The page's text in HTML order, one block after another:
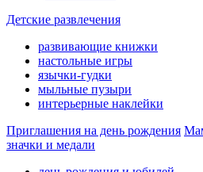
Детские развлечения
развивающие книжки
настольные игры
язычки-гудки
мыльные пузыри
интерьерные наклейки
Приглашения на день рождения
значки и медали